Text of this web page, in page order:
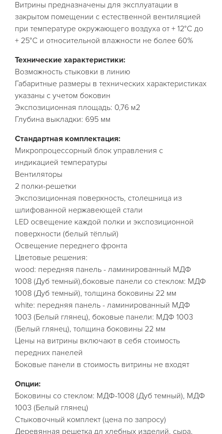
Витрины предназначены для эксплуатации в
закрытом помещении с естественной вентиляцией
при температуре окружающего воздуха от + 12°С до
+ 25°С и относительной влажности не более 60%
Технические характеристики:
Возможность стыковки в линию
Габаритные размеры в технических характеристиках
указаны с учетом боковин
Экспозиционная площадь: 0,76 м2
Глубина выкладки: 695 мм
Стандартная комплектация:
Микропроцессорный блок управления с
индикацией температуры
Вентиляторы
2 полки-решетки
Экспозиционная поверхность, столешница из
шлифованной нержавеющей стали
LED освещение каждой полки и экспозиционной
поверхности (белый тёплый)
Освещение переднего фронта
Цветовые решения:
wood: передняя панель - ламинированный МДФ
1008 (Дуб темный),боковые панели со стеклом: МДФ
1008 (Дуб темный), толщина боковины 22 мм
white: передняя панель - ламинированный МДФ
1003 (Белый глянец), боковые панели: МДФ 1003
(Белый глянец), толщина боковины 22 мм
Цены на витрины включают в себя стоимость
передних панелей
Боковые панели в стоимость витрины не входят
Опции:
Боковины со стеклом: МДФ-1008 (Дуб темный), МДФ
1003 (Белый глянец)
Стыковочный комплект (цена по запросу)
Деревянная решетка дл хлебных изделий, сыра,